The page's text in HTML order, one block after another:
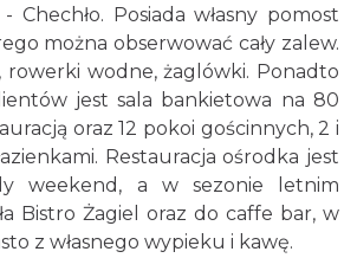
Chechło. Posiada własny pomost
można obserwować cały zalew.
rowerki wodne, żaglówki. Ponadto
jest sala bankietowa na 80
oraz 12 pokoi gościnnych, 2 i
Restauracja ośrodka jest
weekend, a w sezonie letnim
Bistro Żagiel oraz do caffe bar, w
z własnego wypieku i kawę.